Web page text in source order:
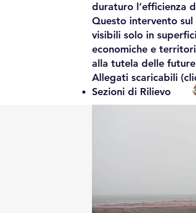
duraturo l’efficienza
Questo intervento
visibili solo in
economiche e
alla tutela delle
Allegati scaricabili
Sezioni di Rilievo